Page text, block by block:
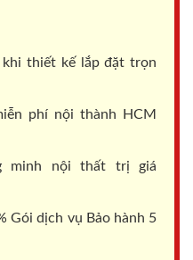
thiết kế lắp đặt trọn
phí nội thành HCM
minh nội thất trị giá
Gói dịch vụ Bảo hành 5